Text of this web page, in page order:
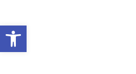
Abrir barra de herramientas